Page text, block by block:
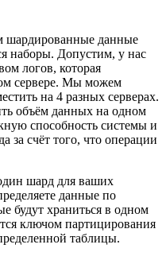
шардированные данные
наборы. Допустим, у нас
логов, которая
сервере. Мы можем
на 4 разных серверах.
объём данных на одном
способность системы и
за счёт того, что операции
шард для ваших
данные по
будут храниться в одном
ключом партицирования
таблицы.